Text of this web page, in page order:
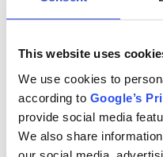
This website uses
We use cookies to
according to Google’s
provide social media
We also share
our social media,
За нас
БЛОГОВЕ
Chicco Soft Buble Ваничка 4 в 1 с